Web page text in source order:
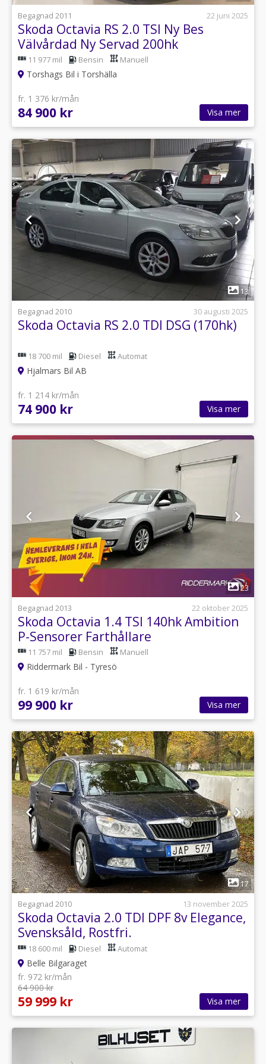
Begagnad 2011
22 juni 2025
Skoda Octavia RS 2.0 TSI Ny Bes
Välvårdad Ny Servad 200hk
11 977 mil Bensin Manuell
Torshags Bil i Torshälla
fr. 1 376 kr/mån
84 900 kr Visa mer
13
Begagnad 2010
30 augusti 2025
Skoda Octavia RS 2.0 TDI DSG (170hk)
18 700 mil Diesel Automat
Hjalmars Bil AB
fr. 1 214 kr/mån
74 900 kr Visa mer
23
Begagnad 2013
22 oktober 2025
Skoda Octavia 1.4 TSI 140hk Ambition
P-Sensorer Farthållare
11 757 mil Bensin Manuell
Riddermark Bil - Tyresö
fr. 1 619 kr/mån
99 900 kr Visa mer
1
17
Begagnad 2010
13 november 2025
Skoda Octavia 2.0 TDI DPF 8v Elegance,
Svensksåld, Rostfri.
18 600 mil Diesel Automat
Belle Bilgaraget
fr. 972 kr/mån
64 900 kr
59 999 kr Visa mer